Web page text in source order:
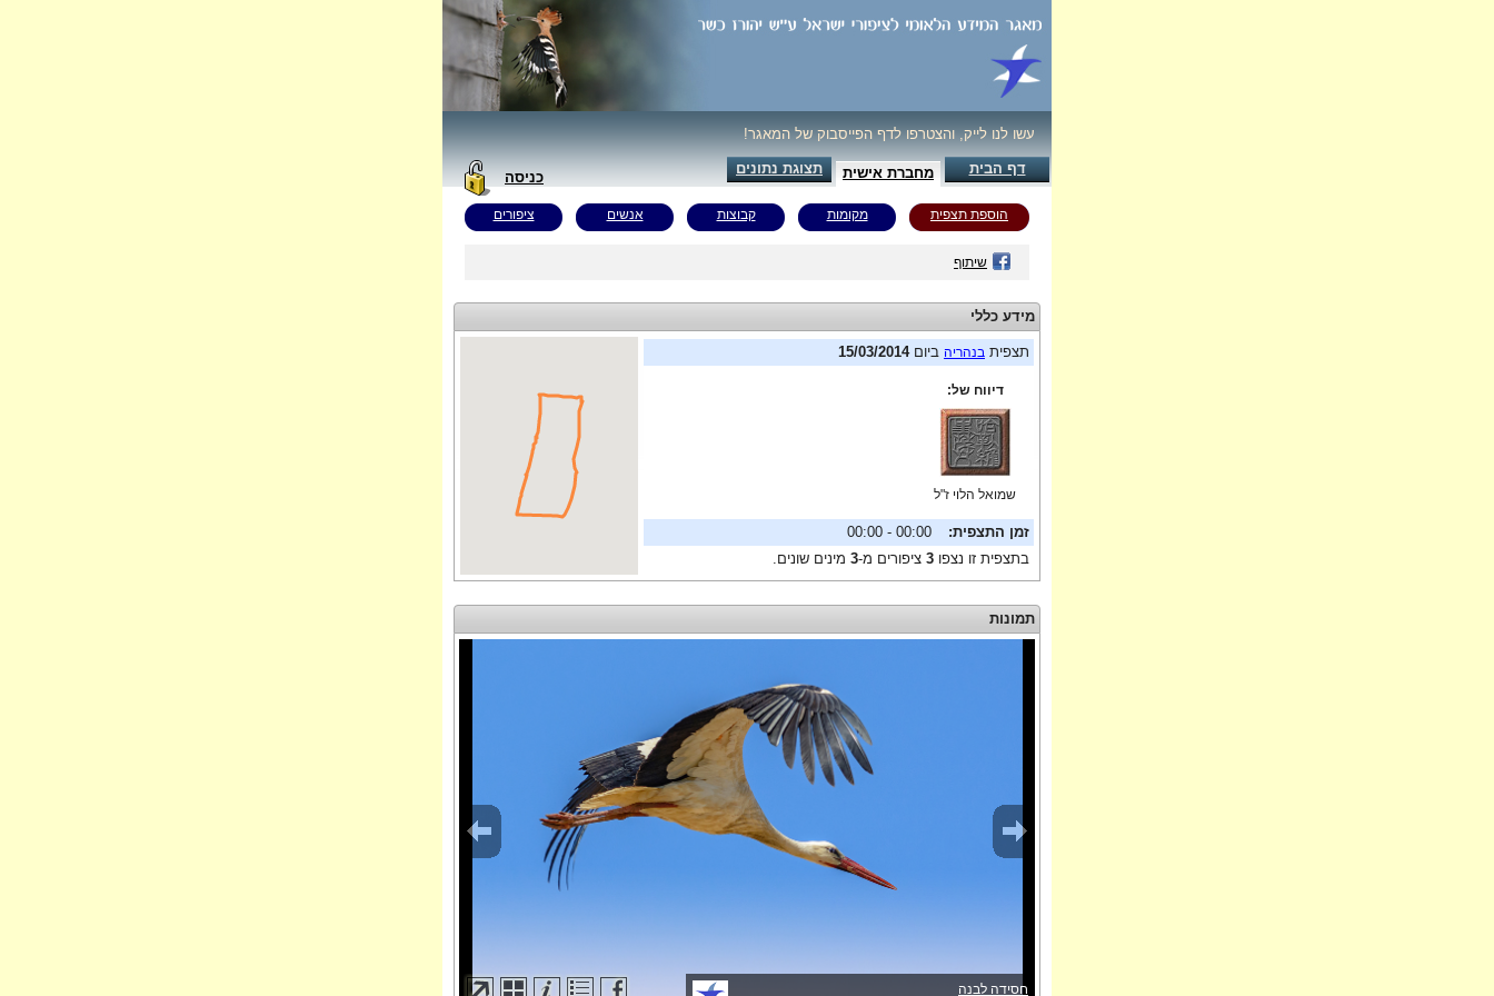
עשו לנו לייק, והצטרפו לדף הפייסבוק של המאגר!
דף הבית מחברת אישית תצוגת נתונים
כניסה
הוספת תצפית מקומות קבוצות אנשים ציפורים
שיתוף
מידע כללי
תצפית בנהריה ביום15/03/2014
דיווח של:
שמואל הלוי ז"ל
זמן התצפית:
00:00 - 00:00
בתצפית זו נצפו 3 ציפורים מ-3 מינים שונים.
תמונות
חסידה לבנה